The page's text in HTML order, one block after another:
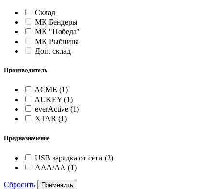
Склад
МК Бендеры
МК "Победа"
МК Рыбница
Доп. склад
Производитель
ACME (1)
AUKEY (1)
everActive (1)
XTAR (1)
Предназначение
USB зарядка от сети (3)
ААА/АА (1)
Сбросить Применить